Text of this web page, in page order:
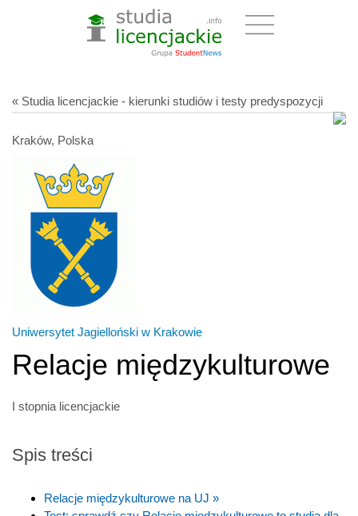
« Studia licencjackie - kierunki studiów i testy predyspozycji
Kraków, Polska
Uniwersytet Jagielloński w Krakowie
Relacje międzykulturowe
I stopnia licencjackie
Spis treści
Relacje międzykulturowe na UJ »